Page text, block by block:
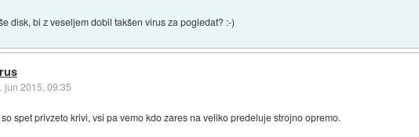
disk, bi z veseljem dobil takšen virus za pogledat? :-)
jun 2015, 09:35
spet privzeto krivi, vsi pa vemo kdo zares na veliko predeluje strojno opremo.